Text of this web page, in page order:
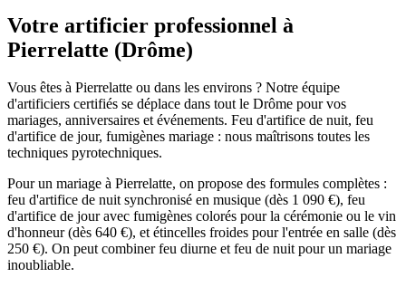
Votre artificier professionnel à
Pierrelatte (Drôme)
Vous êtes à Pierrelatte ou dans les environs ? Notre équipe
d'artificiers certifiés se déplace dans tout le Drôme pour vos
mariages, anniversaires et événements. Feu d'artifice de nuit, feu
d'artifice de jour, fumigènes mariage : nous maîtrisons toutes les
techniques pyrotechniques.
Pour un mariage à Pierrelatte, on propose des formules complètes :
feu d'artifice de nuit synchronisé en musique (dès 1 090 €), feu
d'artifice de jour avec fumigènes colorés pour la cérémonie ou le vin
d'honneur (dès 640 €), et étincelles froides pour l'entrée en salle (dès
250 €). On peut combiner feu diurne et feu de nuit pour un mariage
inoubliable.